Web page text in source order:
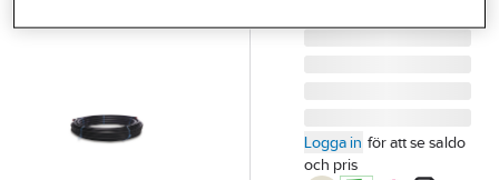
Logga in för att se saldo
och pris